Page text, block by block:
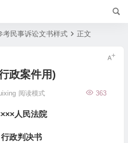
考民事诉讼文书样式 正文
政案件用)
363
阅读模式
人民法院
行政判决书